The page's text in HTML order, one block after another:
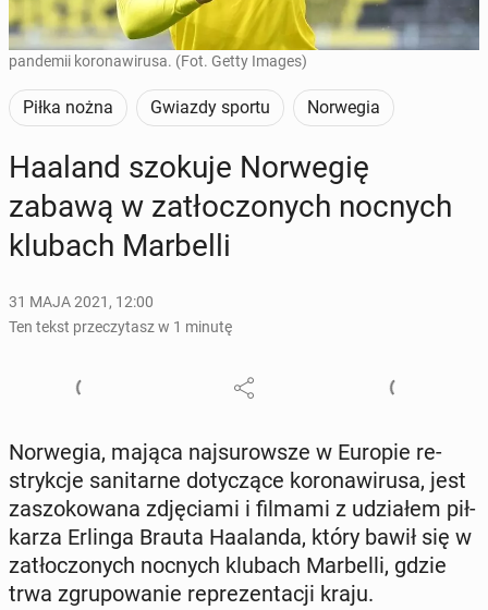
Norweskie media krytykują Haalanda za frywolną zabawę w czasie
pandemii koronawirusa. (Fot. Getty Images)
Piłka nożna Gwiazdy sportu Norwegia
Haaland szokuje Nor­we­gię
zabawą w za­tło­czo­nych nocnych
klubach Mar­bel­li
31 MAJA 2021, 12:00
Ten tekst przeczytasz w 1 minutę
Nor­we­gia, mająca naj­su­row­sze w Europie re­
stryk­cje sa­ni­tar­ne do­ty­czą­ce ko­ro­na­wi­ru­sa, jest
za­szo­ko­wa­na zdję­cia­mi i filmami z udzia­łem pił­
ka­rza Erlinga Brauta Ha­alan­da, który bawił się w
za­tło­czo­nych nocnych klubach Mar­bel­li, gdzie
trwa zgru­po­wa­nie re­pre­zen­ta­cji kraju.